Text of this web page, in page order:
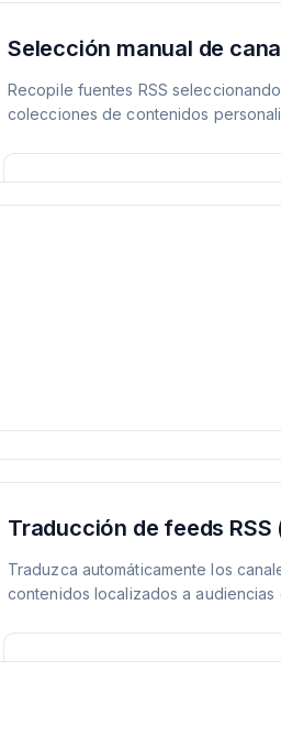
Selección manual de
Recopile fuentes RSS
colecciones de contenidos
Traducción de feeds
Traduzca automáticamente los
contenidos localizados a audiencias